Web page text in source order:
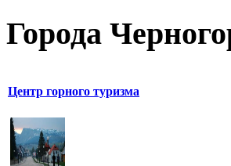
Города
Центр горного туризма